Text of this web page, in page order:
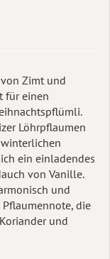
Zimt und
für einen
Löhrpflaumen
ein einladendes
von Vanille.
und
die
und